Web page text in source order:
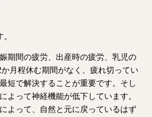
期間の疲労、出産時の疲労、乳児の
月程休む期間がなく、疲れ切ってい
短で解決することが重要です。そし
よって神経機能が低下しています。
よって、自然と元に戻っているはず